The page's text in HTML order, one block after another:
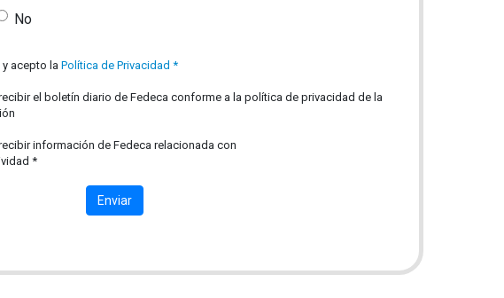
No
acepto la Política de Privacidad *
el boletín diario de Fedeca conforme a la política de privacidad de la
información de Fedeca relacionada con
*
Enviar